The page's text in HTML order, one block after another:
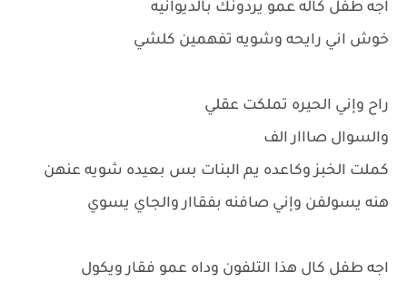
اجه طفل كاله عمو يردونك بالديوانيه
خوش اني رايحه وشويه تفهمين كلشي
راح وإني الحيره تملكت عقلي
والسوال صااار الف
كملت الخبز وكاعده يم البنات بس بعيده شويه عنهن
هنه يسولفن وإني صافنه بفقاار والجاي يسوي
اجه طفل كال هذا التلفون وداه عمو فقار ويكول